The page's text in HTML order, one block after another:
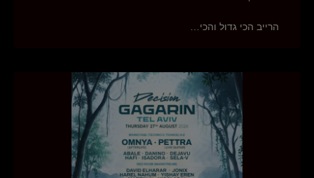
הרייב הכי גדול והכי…